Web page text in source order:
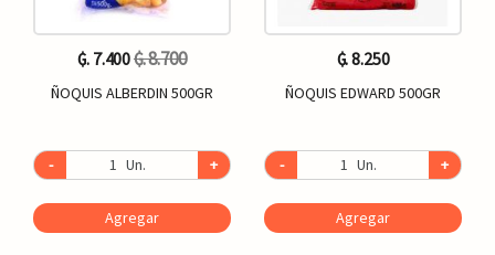
₲. 7.400₲. 8.700
ÑOQUIS ALBERDIN 500GR
- Un. +
Agregar
₲. 8.250
ÑOQUIS EDWARD 500GR
- Un. +
Agregar